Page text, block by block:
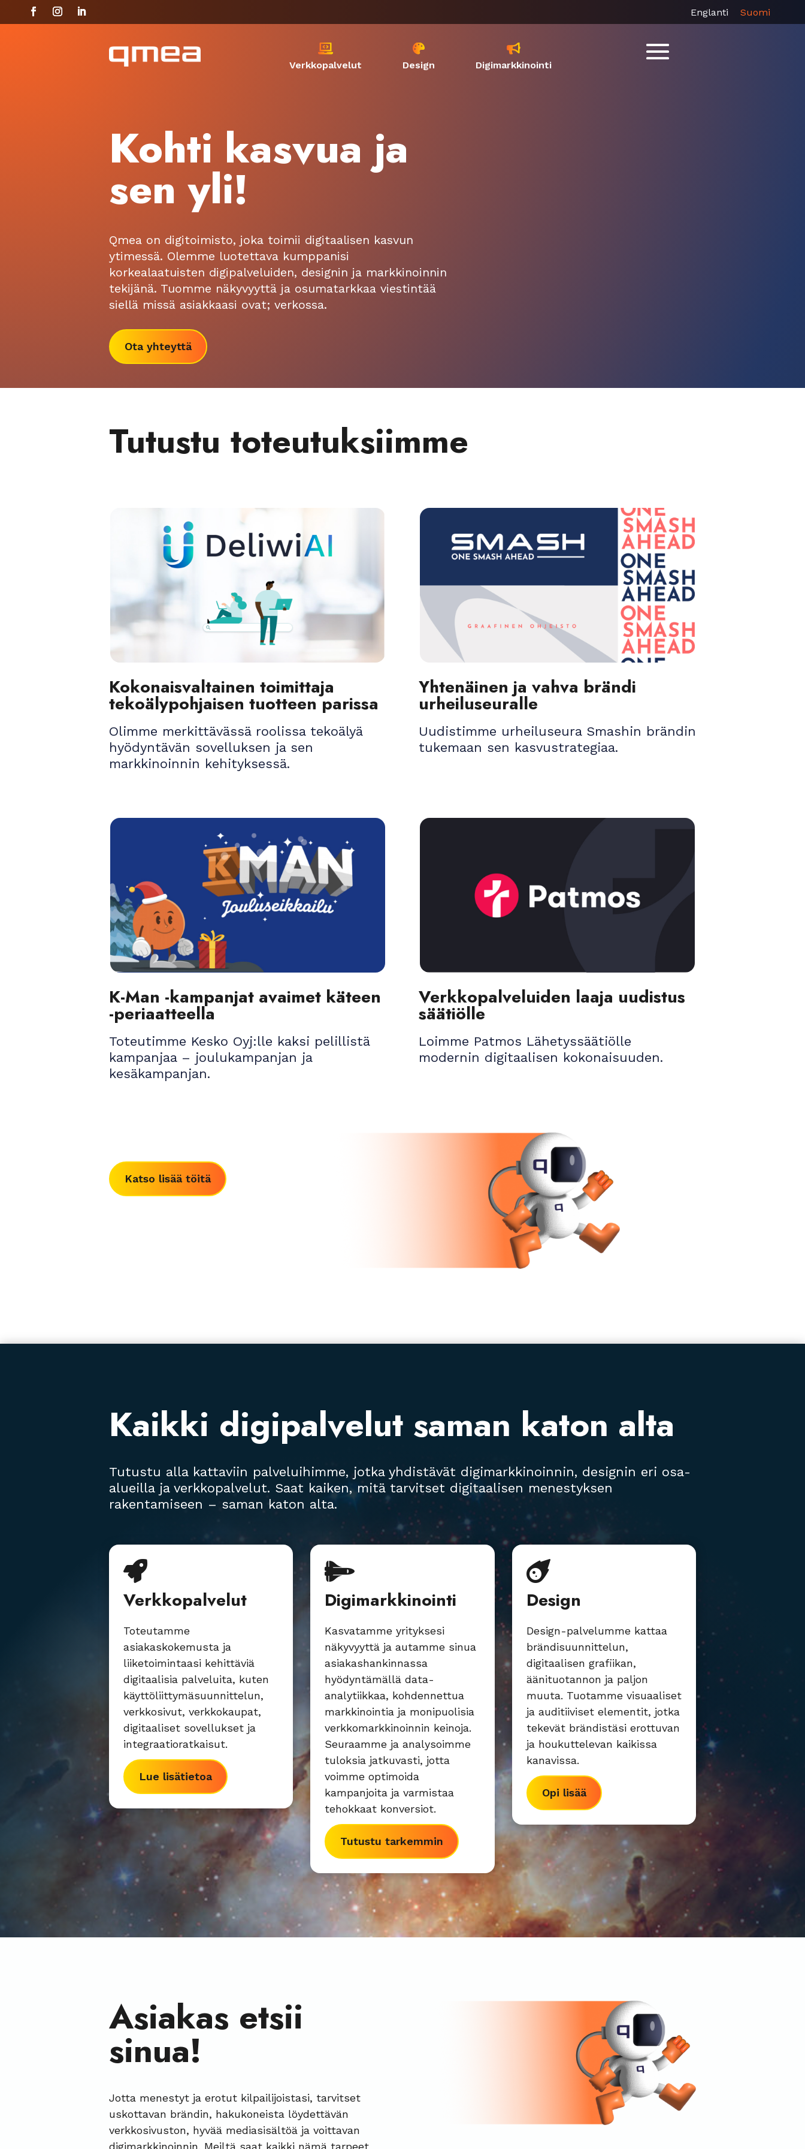
Englanti Suomi

Verkkopalvelut

Design

Digimarkkinointi
Kohti kasvua ja
sen yli!
Qmea on digitoimisto, joka toimii digitaalisen kasvun
ytimessä. Olemme luotettava kumppanisi
korkealaatuisten digipalveluiden, designin ja markkinoinnin
tekijänä. Tuomme näkyvyyttä ja osumatarkkaa viestintää
siellä missä asiakkaasi ovat; verkossa.
Ota yhteyttä
Tutustu toteutuksiimme
Kokonaisvaltainen toimittaja
tekoälypohjaisen tuotteen parissa
Olimme merkittävässä roolissa tekoälyä
hyödyntävän sovelluksen ja sen
markkinoinnin kehityksessä.
Yhtenäinen ja vahva brändi
urheiluseuralle
Uudistimme urheiluseura Smashin brändin
tukemaan sen kasvustrategiaa.
K-Man -kampanjat avaimet käteen
-periaatteella
Toteutimme Kesko Oyj:lle kaksi pelillistä
kampanjaa – joulukampanjan ja
kesäkampanjan.
Verkkopalveluiden laaja uudistus
säätiölle
Loimme Patmos Lähetyssäätiölle
modernin digitaalisen kokonaisuuden.
Katso lisää töitä
Kaikki digipalvelut saman katon alta
Tutustu alla kattaviin palveluihimme, jotka yhdistävät digimarkkinoinnin, designin eri osa-
alueilla ja verkkopalvelut. Saat kaiken, mitä tarvitset digitaalisen menestyksen
rakentamiseen – saman katon alta.

Verkkopalvelut
Toteutamme
asiakaskokemusta ja
liiketoimintaasi kehittäviä
digitaalisia palveluita, kuten
käyttöliittymäsuunnittelun,
verkkosivut, verkkokaupat,
digitaaliset sovellukset ja
integraatioratkaisut.
Lue lisätietoa

Digimarkkinointi
Kasvatamme yrityksesi
näkyvyyttä ja autamme sinua
asiakashankinnassa
hyödyntämällä data-
analytiikkaa, kohdennettua
markkinointia ja monipuolisia
verkkomarkkinoinnin keinoja.
Seuraamme ja analysoimme
tuloksia jatkuvasti, jotta
voimme optimoida
kampanjoita ja varmistaa
tehokkaat konversiot.
Tutustu tarkemmin

Design
Design-palvelumme kattaa
brändisuunnittelun,
digitaalisen grafiikan,
äänituotannon ja paljon
muuta. Tuotamme visuaaliset
ja auditiiviset elementit, jotka
tekevät brändistäsi erottuvan
ja houkuttelevan kaikissa
kanavissa.
Opi lisää
Asiakas etsii
sinua!
Jotta menestyt ja erotut kilpailijoistasi, tarvitset
uskottavan brändin, hakukoneista löydettävän
verkkosivuston, hyvää mediasisältöä ja voittavan
digimarkkinoinnin. Meiltä saat kaikki nämä tarpeet